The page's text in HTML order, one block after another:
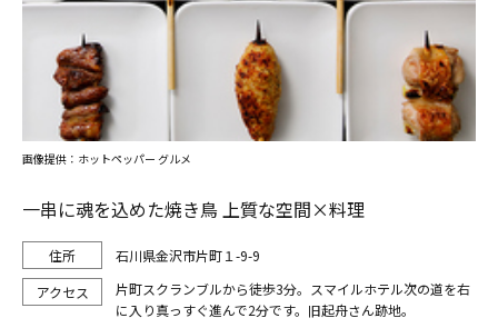
一串に魂を込めた焼き鳥 上質な空間×料理
石川県金沢市片町１-9-9
片町スクランブルから徒歩3分。スマイルホテル次の道を右
に入り真っすぐ進んで2分です。旧起舟さん跡地。
画像提供：ホットペッパー グルメ